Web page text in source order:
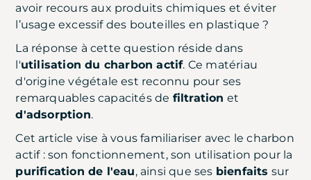
avoir recours aux produits chimiques et éviter
l’usage excessif des bouteilles en plastique ?
La réponse à cette question réside dans
l'utilisation du charbon actif. Ce matériau
d'origine végétale est reconnu pour ses
remarquables capacités de filtration et
d'adsorption.
Cet article vise à vous familiariser avec le charbon
actif : son fonctionnement, son utilisation pour la
purification de l'eau, ainsi que ses bienfaits sur